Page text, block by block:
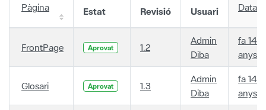
Pàgina Estat Revisió Usuari Data
FrontPage Aprovat 1.2
Admin
Diba
fa 14
anys
Glosari Aprovat 1.3
Admin
Diba
fa 14
anys